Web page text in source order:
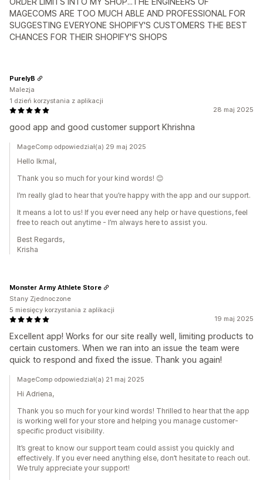
MAGECOMS ARE TOO MUCH ABLE AND PROFESSIONAL FOR
SUGGESTING EVERYONE SHOPIFY'S CUSTOMERS THE BEST
CHANCES FOR THEIR SHOPIFY'S SHOPS
28 maj 2025
good app and good customer support Khrishna
PurelyB
Malezja
1 dzień korzystania z aplikacji
MageComp odpowiedział(a) 29 maj 2025
Hello Ikmal,
Thank you so much for your kind words! 😊
I’m really glad to hear that you’re happy with the app and our support.
It means a lot to us! If you ever need any help or have questions, feel
free to reach out anytime - I’m always here to assist you.
Best Regards,
Krisha
19 maj 2025
Excellent app! Works for our site really well, limiting products to
certain customers. When we ran into an issue the team were
quick to respond and fixed the issue. Thank you again!
Monster Army Athlete Store
Stany Zjednoczone
5 miesięcy korzystania z aplikacji
MageComp odpowiedział(a) 21 maj 2025
Hi Adriena,
Thank you so much for your kind words! Thrilled to hear that the app
is working well for your store and helping you manage customer-
specific product visibility.
It’s great to know our support team could assist you quickly and
effectively. If you ever need anything else, don’t hesitate to reach out.
We truly appreciate your support!